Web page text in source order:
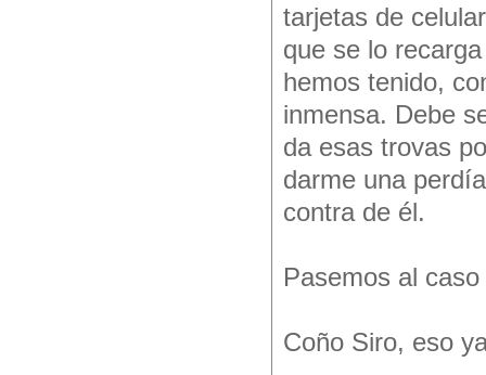
tarjetas de
que se lo
hemos tenido,
inmensa. Debe
da esas trovas
darme una
contra de él.
Pasemos al
Coño Siro, eso